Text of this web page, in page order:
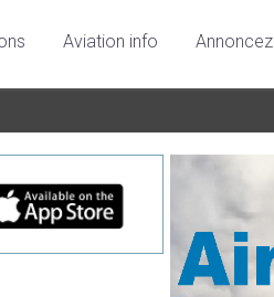
Aviation info Annoncez